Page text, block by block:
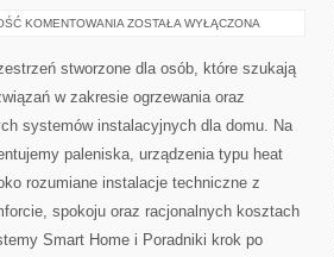
KOMENTOWANIA KLIMATYZACJA
ZOSTAŁA WYŁĄCZONA
stworzone dla osób, które szukają
w zakresie ogrzewania oraz
systemów instalacyjnych dla domu. Na
paleniska, urządzenia typu heat
rozumiane instalacje techniczne z
spokoju oraz racjonalnych kosztach
Smart Home i Poradniki krok po